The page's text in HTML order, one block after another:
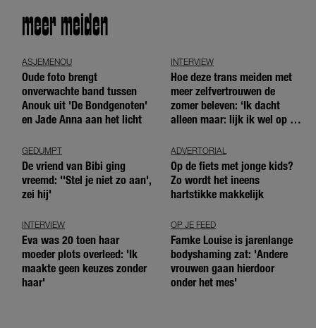
meer meiden
ASJEMENOU
Oude foto brengt
onverwachte band tussen
Anouk uit 'De Bondgenoten'
en Jade Anna aan het licht
INTERVIEW
Hoe deze trans meiden met
meer zelfvertrouwen de
zomer beleven: ‘Ik dacht
alleen maar: lijk ik wel op de
GEDUMPT
De vriend van Bibi ging
vreemd: ''Stel je niet zo aan',
zei hij'
ADVERTORIAL
Op de fiets met jonge kids?
Zo wordt het ineens
hartstikke makkelijk
INTERVIEW
Eva was 20 toen haar
moeder plots overleed: 'Ik
maakte geen keuzes zonder
haar'
OP JE FEED
Famke Louise is jarenlange
bodyshaming zat: 'Andere
vrouwen gaan hierdoor
onder het mes'